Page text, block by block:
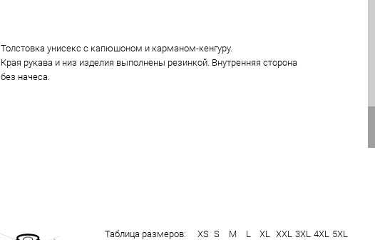
Толстовка унисекс с капюшоном и карманом-кенгуру.
Края рукава и низ изделия выполнены резинкой. Внутренняя сторона
без начеса.
Таблица размеров: XS S M L XL XXL 3XL 4XL 5XL